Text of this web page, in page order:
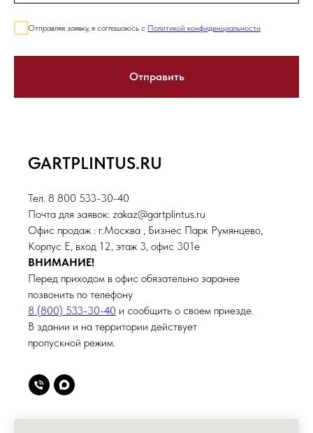
Отправляя заявку, я соглашаюсь с Политикой конфиденциальности
Отправить
GARTPLINTUS.RU
Тел. 8 800 533-30-40
Почта для заявок: zakaz@gartplintus.ru
Офис продаж : г.Москва , Бизнес Парк Румянцево,
Корпус Е, вход 12, этаж 3, офис 301е
ВНИМАНИЕ!
Перед приходом в офис обязательно заранее
позвонить по телефону
8 (800) 533-30-40 и сообщить о своем приезде.
В здании и на территории действует
пропускной режим.